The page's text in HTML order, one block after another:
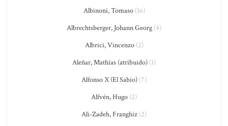
Albinoni, Tomaso(16)
Albrechtsberger, Johann Georg (4)
Albrici, Vincenzo(2)
Aleñar, Mathías (atribuido) (1)
Alfonso X (El Sabio) (7)
Alfvén, Hugo (2)
Ali-Zadeh, Franghiz (2)